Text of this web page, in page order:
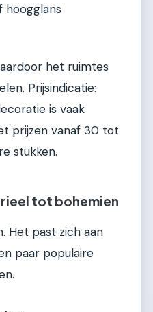
het ruimtes
Prijsindicatie:
is vaak
prijzen vanaf 30 tot
stukken.
tot bohemien
Het past zich aan
paar populaire